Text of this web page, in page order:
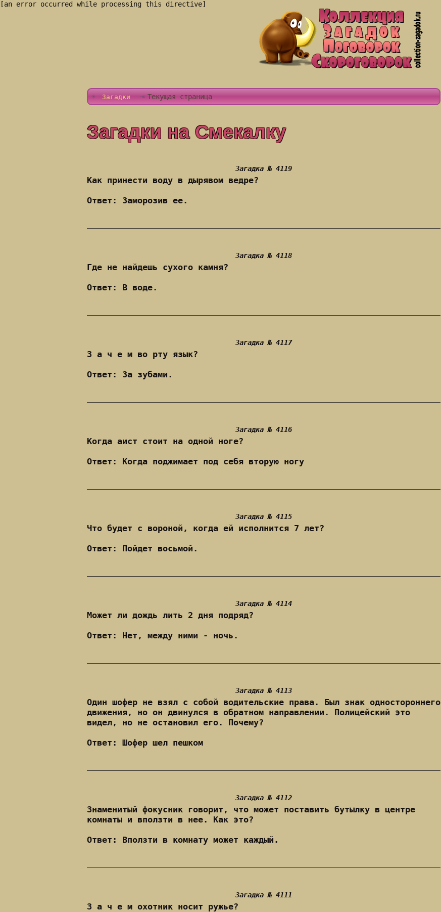
[an error occurred while processing this directive]
Загадки Текущая страница
Загадки на Смекалку
Загадка № 4119
Как принести воду в дырявом ведре?
Ответ: Заморозив ее.
Загадка № 4118
Где не найдешь сухого камня?
Ответ: В воде.
Загадка № 4117
З а ч е м во рту язык?
Ответ: За зубами.
Загадка № 4116
Когда аист стоит на одной ноге?
Ответ: Когда поджимает под себя вторую ногу
Загадка № 4115
Что будет с вороной, когда ей исполнится 7 лет?
Ответ: Пойдет восьмой.
Загадка № 4114
Может ли дождь лить 2 дня подряд?
Ответ: Нет, между ними - ночь.
Загадка № 4113
Один шофер не взял с собой водительские права. Был знак одностороннего
движения, но он двинулся в обратном направлении. Полицейский это
видел, но не остановил его. Почему?
Ответ: Шофер шел пешком
Загадка № 4112
Знаменитый фокусник говорит, что может поставить бутылку в центре
комнаты и вползти в нее. Как это?
Ответ: Вползти в комнату может каждый.
Загадка № 4111
З а ч е м охотник носит ружье?